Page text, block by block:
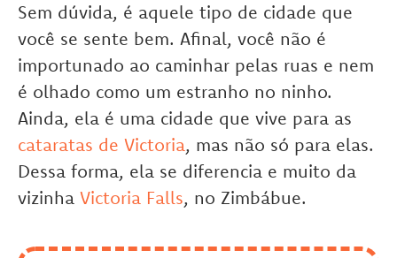
Sem dúvida, é aquele tipo de cidade que
você se sente bem. Afinal, você não é
importunado ao caminhar pelas ruas e nem
é olhado como um estranho no ninho.
Ainda, ela é uma cidade que vive para as
cataratas de Victoria, mas não só para elas.
Dessa forma, ela se diferencia e muito da
vizinha Victoria Falls, no Zimbábue.